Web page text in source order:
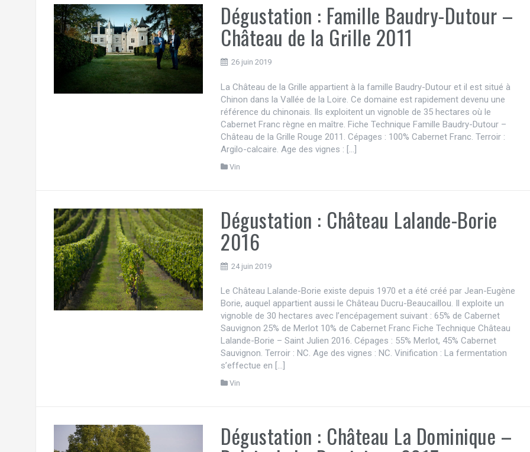
Dégustation : Famille Baudry-Dutour –
Château de la Grille 2011
26 juin 2019
La Château de la Grille appartient à la famille Baudry-Dutour et il est situé à
Chinon dans la Vallée de la Loire. Ce domaine est rapidement devenu une
référence du chinonais. Ils exploitent un vignoble de 35 hectares où le
Cabernet Franc règne en maître. Fiche Technique Famille Baudry-Dutour –
Château de la Grille Rouge 2011. Cépages : 100% Cabernet Franc. Terroir :
Argilo-calcaire. Age des vignes : […]
Vin
Dégustation : Château Lalande-Borie
2016
24 juin 2019
Le Château Lalande-Borie existe depuis 1970 et a été créé par Jean-Eugène
Borie, auquel appartient aussi le Château Ducru-Beaucaillou. Il exploite un
vignoble de 30 hectares avec l’encépagement suivant : 65% de Cabernet
Sauvignon 25% de Merlot 10% de Cabernet Franc Fiche Technique Château
Lalande-Borie – Saint Julien 2016. Cépages : 55% Merlot, 45% Cabernet
Sauvignon. Terroir : NC. Age des vignes : NC. Vinification : La fermentation
s’effectue en […]
Vin
Dégustation : Château La Dominique –